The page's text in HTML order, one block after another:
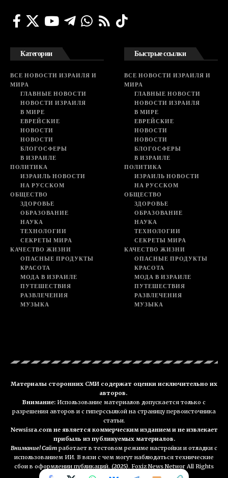
Категории
ВСЕ НОВОСТИ ИЗРАИЛЯ И
МИРА
ГЛАВНЫЕ НОВОСТИ
НОВОСТИ ИЗРАИЛЯ
В МИРЕ
ЕВРЕЙСКИЕ
НОВОСТИ
НОВОСТИ
БЛОГОСФЕРЫ
В ИЗРАИЛЕ
ПОЛИТИКА
ИЗРАИЛЬ НОВОСТИ
НА РУССКОМ
ОБЩЕСТВО
ЗДОРОВЬЕ
ОБРАЗОВАНИЕ
НАУКА
ТЕХНОЛОГИИ
СЕКРЕТЫ МИРА
КАЧЕСТВО ЖИЗНИ
ОПАСНЫЕ ПРОДУКТЫ
КРАСОТА
МОДА В ИЗРАИЛЕ
ПУТЕШЕСТВИЯ
РАЗВЛЕЧЕНИЯ
МУЗЫКА
Быстрые ссылки
ВСЕ НОВОСТИ ИЗРАИЛЯ И
МИРА
ГЛАВНЫЕ НОВОСТИ
НОВОСТИ ИЗРАИЛЯ
В МИРЕ
ЕВРЕЙСКИЕ
НОВОСТИ
НОВОСТИ
БЛОГОСФЕРЫ
В ИЗРАИЛЕ
ПОЛИТИКА
ИЗРАИЛЬ НОВОСТИ
НА РУССКОМ
ОБЩЕСТВО
ЗДОРОВЬЕ
ОБРАЗОВАНИЕ
НАУКА
ТЕХНОЛОГИИ
СЕКРЕТЫ МИРА
КАЧЕСТВО ЖИЗНИ
ОПАСНЫЕ ПРОДУКТЫ
КРАСОТА
МОДА В ИЗРАИЛЕ
ПУТЕШЕСТВИЯ
РАЗВЛЕЧЕНИЯ
МУЗЫКА
Материалы сторонних СМИ содержат оценки исключительно их
авторов.
Внимание: Использование материалов допускается только с
разрешения авторов и с гиперссылкой на страницу первоисточника
статьи.
Newsisra.com не является коммерческим изданием и не извлекает
прибыль из публикуемых материалов.
Внимание! Сайт работает в тестовом режиме настройки и отладки с
использованием ИИ. В вязи с чем могут наблюдаться технические
сбои в оформлении публикаций. (2025). Foxiz News Networ All Rights
Reserved. NEWSisra.com